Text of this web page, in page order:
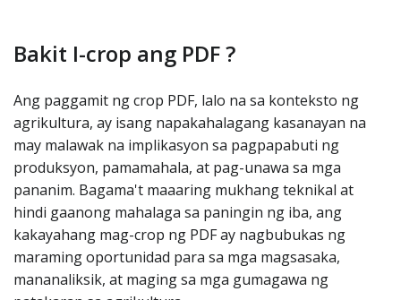
Bakit I-crop ang PDF ?
Ang paggamit ng crop PDF, lalo na sa konteksto ng
agrikultura, ay isang napakahalagang kasanayan na
may malawak na implikasyon sa pagpapabuti ng
produksyon, pamamahala, at pag-unawa sa mga
pananim. Bagama't maaaring mukhang teknikal at
hindi gaanong mahalaga sa paningin ng iba, ang
kakayahang mag-crop ng PDF ay nagbubukas ng
maraming oportunidad para sa mga magsasaka,
mananaliksik, at maging sa mga gumagawa ng